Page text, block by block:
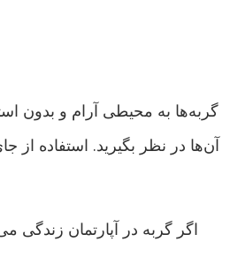
گربه‌ها به محیطی آرام و بدون
آن‌ها در نظر بگیرید. استفاده
اگر گربه در آپارتمان زندگی